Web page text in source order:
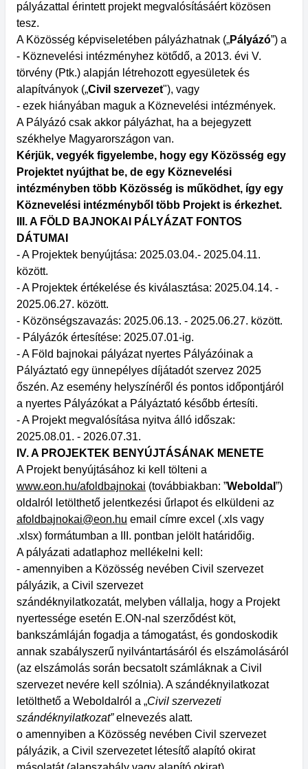
pályázattal érintett projekt megvalósításáért közösen
tesz.
A Közösség képviseletében pályázhatnak („Pályázó”) a
- Köznevelési intézményhez kötődő, a 2013. évi V.
törvény (Ptk.) alapján létrehozott egyesületek és
alapítványok („Civil szervezet"), vagy
- ezek hiányában maguk a Köznevelési intézmények.
A Pályázó csak akkor pályázhat, ha a bejegyzett
székhelye Magyarországon van.
Kérjük, vegyék figyelembe, hogy egy Közösség egy
Projektet nyújthat be, de egy Köznevelési
intézményben több Közösség is működhet, így egy
Köznevelési intézményből több Projekt is érkezhet.
III. A FÖLD BAJNOKAI PÁLYÁZAT FONTOS
DÁTUMAI
- A Projektek benyújtása: 2025.03.04.- 2025.04.11.
között.
- A Projektek értékelése és kiválasztása: 2025.04.14. -
2025.06.27. között.
- Közönségszavazás: 2025.06.13. - 2025.06.27. között.
- Pályázók értesítése: 2025.07.01-ig.
- A Föld bajnokai pályázat nyertes Pályázóinak a
Pályáztató egy ünnepélyes díjátadót szervez 2025
őszén. Az esemény helyszínéről és pontos időpontjáról
a nyertes Pályázókat a Pályáztató később értesíti.
- A Projekt megvalósítása nyitva álló időszak:
2025.08.01. - 2026.07.31.
IV. A PROJEKTEK BENYÚJTÁSÁNAK MENETE
A Projekt benyújtásához ki kell tölteni a
www.eon.hu/afoldbajnokai (továbbiakban: ”Weboldal ”)
oldalról letölthető jelentkezési űrlapot és elküldeni az
afoldbajnokai@eon.hu e­mail címre excel (.xls vagy
.xlsx) formátumban a III. pontban jelölt határidőig.
A pályázati adatlaphoz mellékelni kell:
- amennyiben a Közösség nevében Civil szervezet
pályázik, a Civil szervezet
szándéknyilatkozatát, melyben vállalja, hogy a Projekt
nyertessége esetén E.ON-nal szerződést köt,
bankszámláján fogadja a támogatást, és gondoskodik
annak szabályszerű nyilvántartásáról és elszámolásáról
(az elszámolás során becsatolt számláknak a Civil
szervezet nevére kell szólnia). A szándéknyilatkozat
letölthető a Weboldalról a „Civil szervezeti
szándéknyilatkozat”elnevezés alatt.
o amennyiben a Közösség nevében Civil szervezet
pályázik, a Civil szervezetet létesítő alapító okirat